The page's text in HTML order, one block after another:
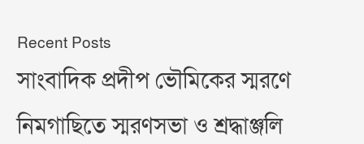
Recent Posts
সাংবাদিক প্রদীপ ভৌমিকের স্মরণে
নিমগাছিতে স্মরণসভা ও শ্রদ্ধাঞ্জলি